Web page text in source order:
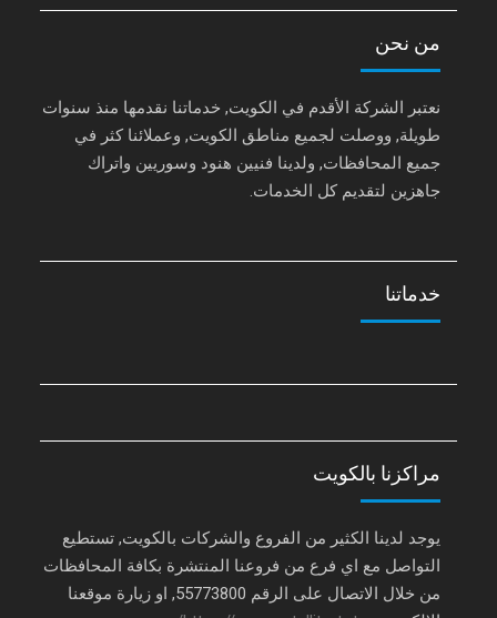
من نحن
نعتبر الشركة الأقدم في الكويت, خدماتنا نقدمها منذ سنوات
طويلة, ووصلت لجميع مناطق الكويت, وعملائنا كثر في
جميع المحافظات, ولدينا فنيين هنود وسوريين واتراك
جاهزين لتقديم كل الخدمات.
خدماتنا
مراكزنا بالكويت
يوجد لدينا الكثير من الفروع والشركات بالكويت, تستطيع
التواصل مع اي فرع من فروعنا المنتشرة بكافة المحافظات
من خلال الاتصال على الرقم 55773800, او زيارة موقعنا